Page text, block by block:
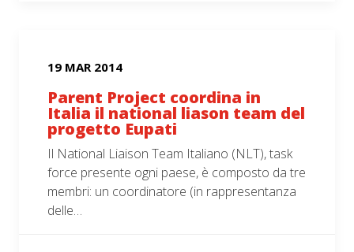
19 MAR 2014
Parent Project coordina in
Italia il national liason team del
progetto Eupati
Il National Liaison Team Italiano (NLT), task
force presente ogni paese, è composto da tre
membri: un coordinatore (in rappresentanza
delle…